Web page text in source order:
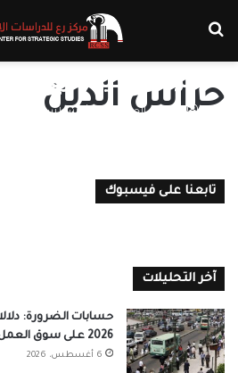
حراس الدين
حراس الدين فرع
على عبد الجواد
تابعنا على فيسبوك
آخر التحليلات
حسابات الضرورة:
2026 على سوق العمل المصري
6 أغسطس، 2026